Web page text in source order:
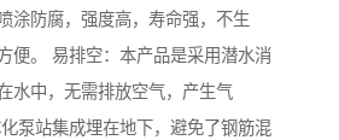
涂防腐，强度高，寿命强，不生
便。 易排空：本产品是采用潜水消
水中，无需排放空气，产生气
泵站集成埋在地下，避免了钢筋混